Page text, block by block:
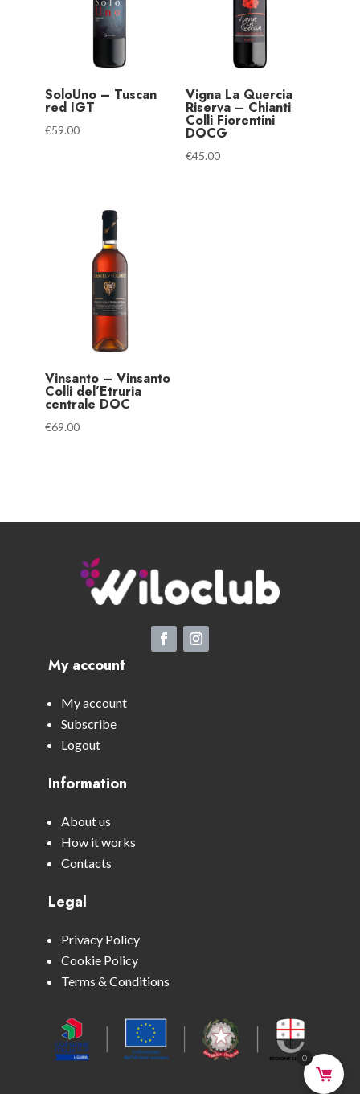
SoloUno – Tuscan
red IGT
€59.00
Vigna La Quercia
Riserva – Chianti
Colli Fiorentini
DOCG
€45.00
Vinsanto – Vinsanto
Colli del’Etruria
centrale DOC
€69.00
My account
My account
Subscribe
Logout
Information
About us
How it works
Contacts
Legal
Privacy Policy
Cookie Policy
Terms & Conditions
0